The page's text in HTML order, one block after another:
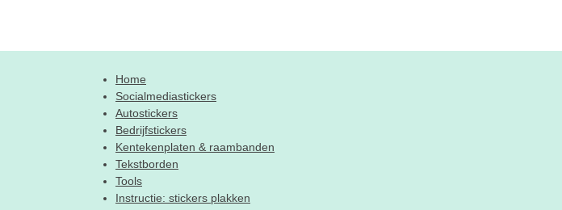
Home
Socialmediastickers
Autostickers
Bedrijfstickers
Kentekenplaten & raambanden
Tekstborden
Tools
Instructie: stickers plakken